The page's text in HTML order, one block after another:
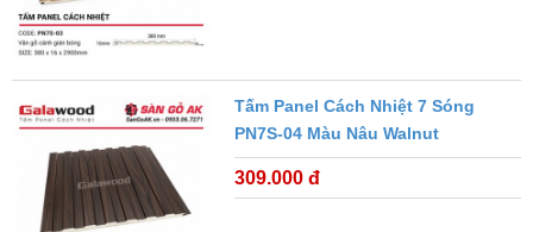
Tấm Panel Cách Nhiệt 7 Sóng
PN7S-04 Màu Nâu Walnut
309.000 đ